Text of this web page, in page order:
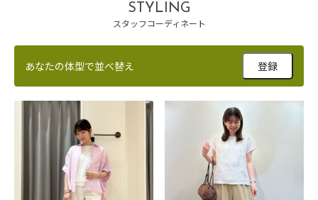
STYLING
スタッフコーディネート
あなたの体型で並べ替え 登録